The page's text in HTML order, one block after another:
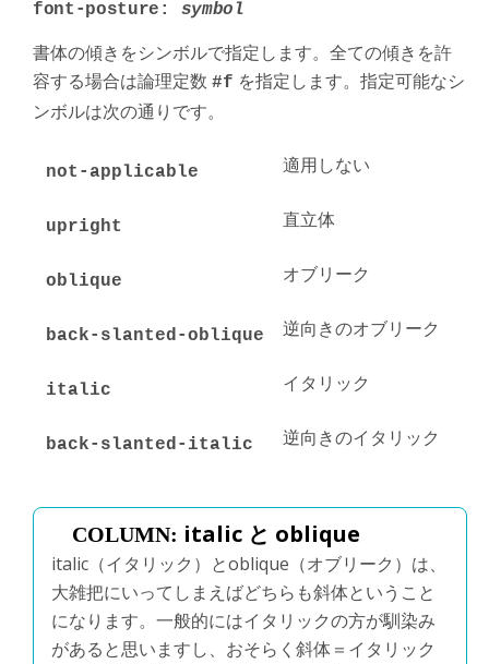
font-posture: symbol
書体の傾きをシンボルで指定します。全ての傾きを許
容する場合は論理定数 #f を指定します。指定可能なシ
ンボルは次の通りです。
not-applicable 適用しない
upright 直立体
oblique オブリーク
back-slanted-oblique 逆向きのオブリーク
italic イタリック
back-slanted-italic 逆向きのイタリック
italic と oblique
italic（イタリック）とoblique（オブリーク）は、
大雑把にいってしまえばどちらも斜体ということ
になります。一般的にはイタリックの方が馴染み
があると思いますし、おそらく斜体＝イタリック